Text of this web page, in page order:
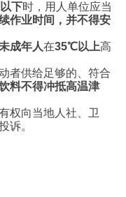
下时，用人单位应当
作业时间，并不得安
成年人在35℃以上高
者供给足够的、符合
料不得冲抵高温津
权向当地人社、卫
诉。